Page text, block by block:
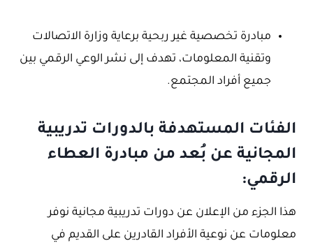
مبادرة تخصصية غير ربحية برعاية وزارة الاتصالات
وتقنية المعلومات، تهدف إلى نشر الوعي الرقمي بين
جميع أفراد المجتمع.
الفئات المستهدفة بالدورات تدريبية
المجانية عن بُعد من مبادرة العطاء
الرقمي:
هذا الجزء من الإعلان عن دورات تدريبية مجانية نوفر
معلومات عن نوعية الأفراد القادرين على القديم في